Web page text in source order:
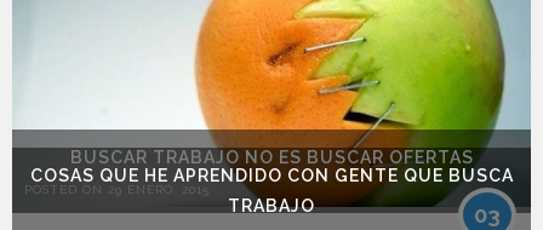
BUSCAR TRABAJO NO ES BUSCAR OFERTAS
POSTED ON 29 ENERO, 2015
03
COSAS QUE HE APRENDIDO CON GENTE QUE BUSCA
TRABAJO